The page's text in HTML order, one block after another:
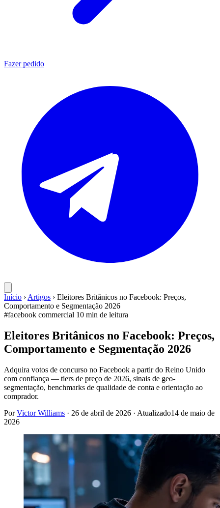
Fazer pedido
Início › Artigos › Eleitores Britânicos no Facebook: Preços,
Comportamento e Segmentação 2026
#facebook commercial 10 min de leitura
Eleitores Britânicos no Facebook: Preços,
Comportamento e Segmentação 2026
Adquira votos de concurso no Facebook a partir do Reino Unido
com confiança — tiers de preço de 2026, sinais de geo-
segmentação, benchmarks de qualidade de conta e orientação ao
comprador.
PorVictor Williams · 26 de abril de 2026 · Atualizado14 de maio de
2026